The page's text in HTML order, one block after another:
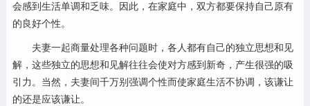
会感到生活单调和乏味。因此，在家庭中，双方都要保持自己原有
的良好个性。
夫妻一起商量处理各种问题时，各人都有自己的独立思想和见
解，这些独立的思想和见解往往会使对方感到新奇，产生很强的吸
引力。当然，夫妻间千万别强调个性而使家庭生活不协调，该谦让
的还是应该谦让。